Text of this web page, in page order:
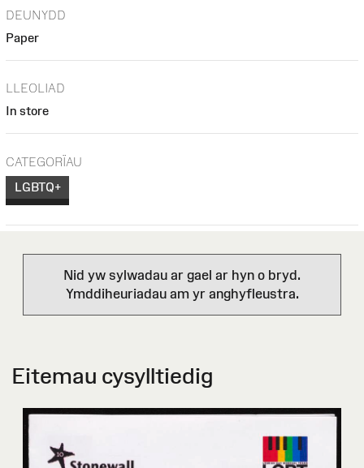
DEUNYDD
Paper
LLEOLIAD
In store
CATEGORÏAU
LGBTQ+
Nid yw sylwadau ar gael ar hyn o bryd.
Ymddiheuriadau am yr anghyfleustra.
Eitemau cysylltiedig